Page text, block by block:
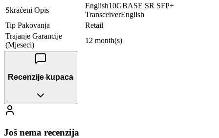
Skraćeni Opis
English10GBASE SR SFP+
TransceiverEnglish
Tip Pakovanja
Retail
Trajanje Garancije
(Mjeseci)
12 month(s)
Recenzije kupaca
Još nema recenzija